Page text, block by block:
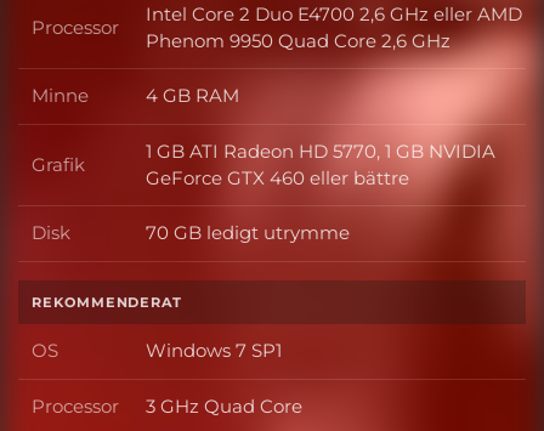
Processor Processor
Intel Core 2 Duo E4700 2,6 GHz eller AMD
Phenom 9950 Quad Core 2,6 GHz
Minne Minne
4 GB RAM
Grafik Grafik
1 GB ATI Radeon HD 5770, 1 GB NVIDIA
GeForce GTX 460 eller bättre
Disk Disk
70 GB ledigt utrymme
REKOMMENDERAT
OS OS
Windows 7 SP1
Processor Processor
3 GHz Quad Core